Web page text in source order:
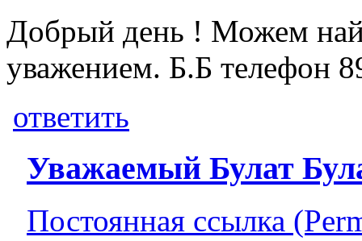
Добрый день ! Можем
уважением. Б.Б телефон
ответить
Уважаемый Булат
Постоянная ссылка